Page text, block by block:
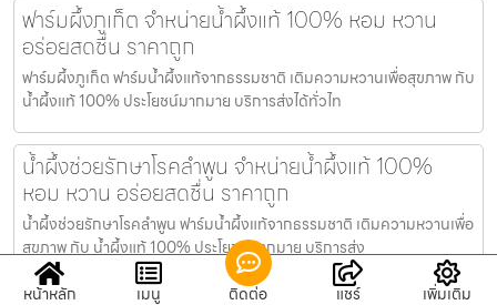
ฟาร์มผึ้งภูเก็ต จำหน่ายน้ำผึ้งแท้ 100% หอม หวาน
อร่อยสดชื่น ราคาถูก
ฟาร์มผึ้งภูเก็ต ฟาร์มน้ำผึ้งแท้จากธรรมชาติ เติมความหวานเพื่อสุขภาพ กับ
น้ำผึ้งแท้ 100% ประโยชน์มากมาย บริการส่งได้ทั่วไท
น้ำผึ้งช่วยรักษาโรคลำพูน จำหน่ายน้ำผึ้งแท้ 100%
หอม หวาน อร่อยสดชื่น ราคาถูก
น้ำผึ้งช่วยรักษาโรคลำพูน ฟาร์มน้ำผึ้งแท้จากธรรมชาติ เติมความหวานเพื่อ
สุขภาพ กับ น้ำผึ้งแท้ 100% ประโยชน์มากมาย บริการส่ง
หน้าหลัก เมนู ติดต่อ แชร์ เพิ่มเติม